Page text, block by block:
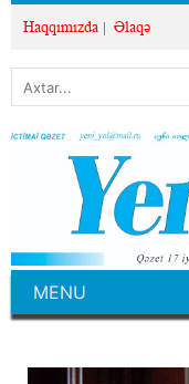
Haqqımızda Əlaqə
MENU